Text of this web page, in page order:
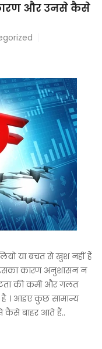
और उनसे कैसे
या बचत से खुश नहीं हैं
इसका कारण अनुशासन न
की कमी और गलत
है । आइए कुछ सामान्य
कैसे बाहर आते हैं..